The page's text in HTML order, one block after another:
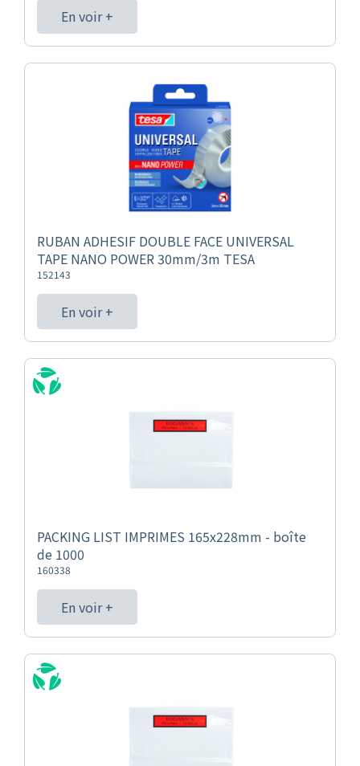
En voir +
RUBAN ADHESIF DOUBLE FACE UNIVERSAL
TAPE NANO POWER 30mm/3m TESA
152143
En voir +
PACKING LIST IMPRIMES 165x228mm - boîte
de 1000
160338
En voir +